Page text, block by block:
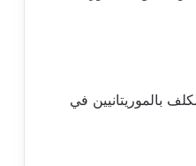
بالموريتانيين في